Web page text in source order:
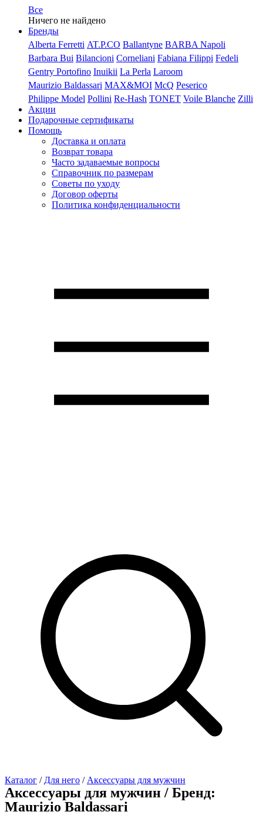
Все
Ничего не найдено
Бренды
Alberta Ferretti AT.P.CO Ballantyne BARBA Napoli
Barbara Bui Bilancioni Corneliani Fabiana Filippi Fedeli
Gentry Portofino Inuikii La Perla Laroom
Maurizio Baldassari MAX&MOI McQ Peserico
Philippe Model Pollini Re-Hash TONET Voile Blanche Zilli
Акции
Подарочные сертификаты
Помощь
Доставка и оплата
Возврат товара
Часто задаваемые вопросы
Справочник по размерам
Советы по уходу
Договор оферты
Политика конфиденциальности
Каталог / Для него / Аксессуары для мужчин
Аксессуары для мужчин / Бренд:
Maurizio Baldassari